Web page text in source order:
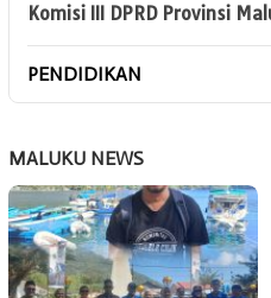
Komisi III DPRD Provinsi
PENDIDIKAN
MALUKU NEWS